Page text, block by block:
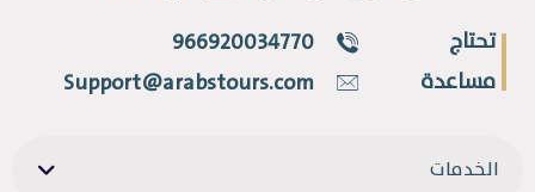
تحتاج
مساعدة
966920034770
Support@arabstours.com
الخدمات